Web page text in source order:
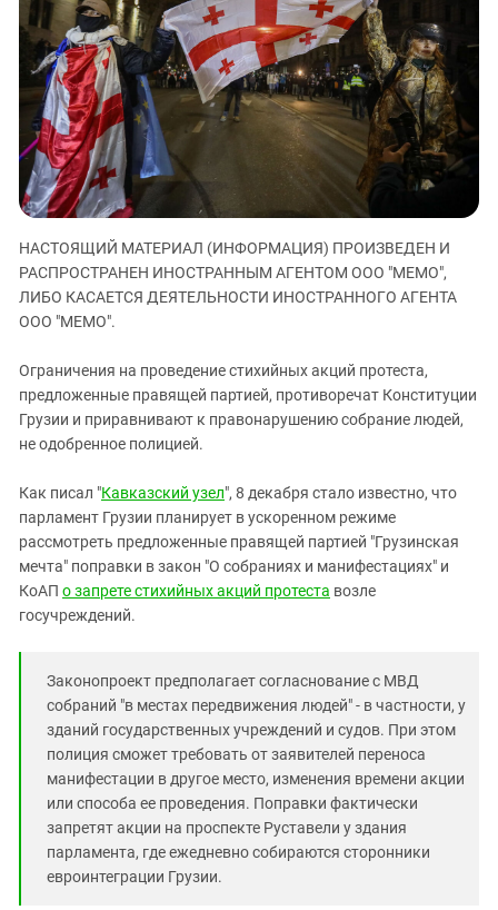
ЗАСТАВЛЯЕТ
КАВКАЗ ЗА ПАЛЕСТИНУ
ИНАКОМЫСЛИЕ В ЧЕЧНЕ
ПРЕСЛЕДОВАНИЕ АКТИВИСТОВ
МОБИЛИЗАЦИЯ И ПРОТЕСТЫ
Дагестан
Ингушетия
Кабардино-Балкария
Калмыкия
Карачаево-Черкесия
Краснодарский край
Российская Федерация
Ростовская область
Северная Осетия - Алания
СКФО
Ставропольский край
Чечня
Южный Кавказ
ЮФО
НАСТОЯЩИЙ МАТЕРИАЛ (ИНФОРМАЦИЯ) ПРОИЗВЕДЕН И
РАСПРОСТРАНЕН ИНОСТРАННЫМ АГЕНТОМ ООО "МЕМО",
ЛИБО КАСАЕТСЯ ДЕЯТЕЛЬНОСТИ ИНОСТРАННОГО АГЕНТА
ООО "МЕМО".
Ограничения на проведение стихийных акций протеста,
предложенные правящей партией, противоречат Конституции
Грузии и приравнивают к правонарушению собрание людей,
не одобренное полицией.
Как писал "Кавказский узел", 8 декабря стало известно, что
парламент Грузии планирует в ускоренном режиме
рассмотреть предложенные правящей партией "Грузинская
мечта" поправки в закон "О собраниях и манифестациях" и
КоАП о запрете стихийных акций протеста возле
госучреждений.
Законопроект предполагает согласнование с МВД
собраний "в местах передвижения людей" - в частности, у
зданий государственных учреждений и судов. При этом
полиция сможет требовать от заявителей переноса
манифестации в другое место, изменения времени акции
или способа ее проведения. Поправки фактически
запретят акции на проспекте Руставели у здания
парламента, где ежедневно собираются сторонники
евроинтеграции Грузии.